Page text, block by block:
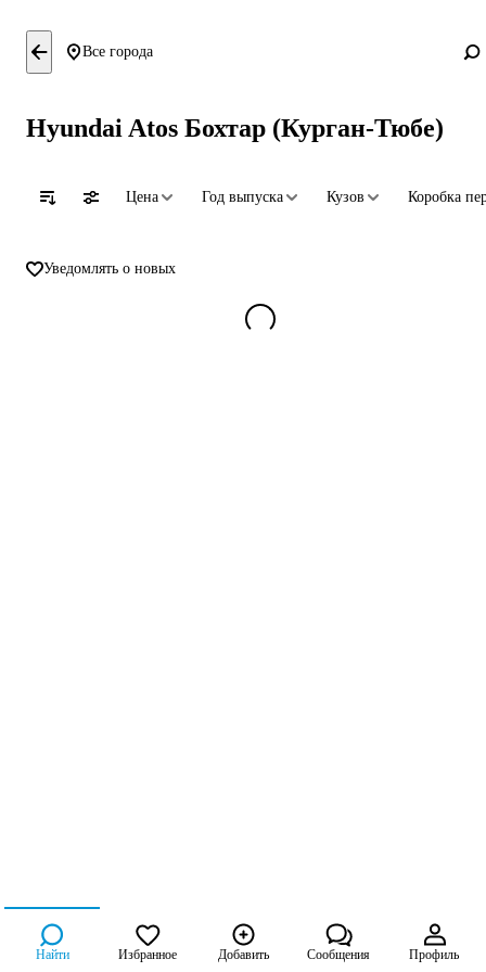
Все города
Hyundai Atos Бохтар (Курган-Тюбе)
Цена Год выпуска Кузов Коробка
Уведомлять о новых
Найти Избранное Добавить Сообщения Профиль